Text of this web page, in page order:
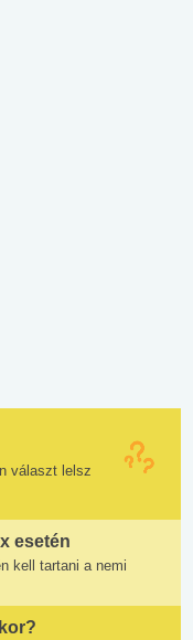
választ lelsz
esetén
kell tartani a nemi